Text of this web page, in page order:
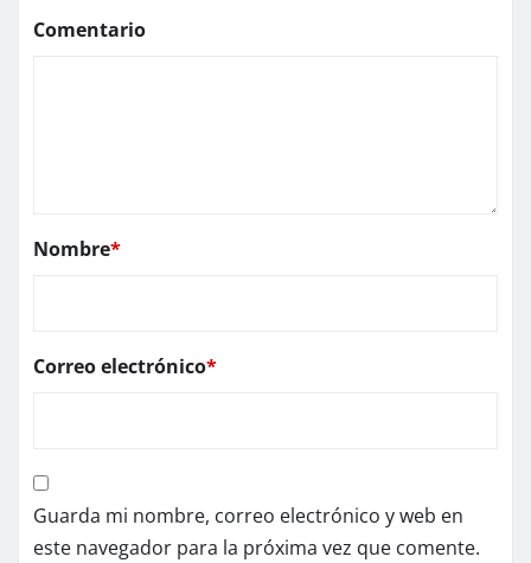
Comentario
Nombre*
Correo electrónico*
Guarda mi nombre, correo electrónico y web en
este navegador para la próxima vez que comente.